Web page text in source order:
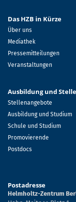
Das HZB in Kürze
Über uns
Mediathek
Pressemitteilungen
Veranstaltungen
Ausbildung und
Stellenangebote
Ausbildung und Studium
Schule und Studium
Promovierende
Postdocs
Postadresse
Helmholtz-Zentrum